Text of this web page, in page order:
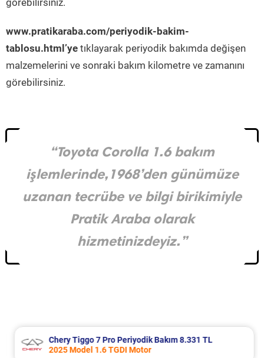
görebilirsiniz.
www.pratikaraba.com/periyodik-bakim-
tablosu.html’ye tıklayarak periyodik bakımda değişen
malzemelerini ve sonraki bakım kilometre ve zamanını
görebilirsiniz.
“Toyota Corolla 1.6 bakım
işlemlerinde,1968’den günümüze
uzanan tecrübe ve bilgi birikimiyle
Pratik Araba olarak
hizmetinizdeyiz.”
Chery Tiggo 7 Pro Periyodik Bakım 8.331 TL
2025 Model 1.6 TGDI Motor